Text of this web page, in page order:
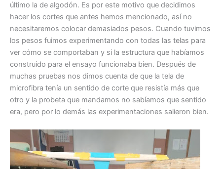
último la de algodón. Es por este motivo que decidimos
hacer los cortes que antes hemos mencionado, así no
necesitaremos colocar demasiados pesos. Cuando tuvimos
los pesos fuimos experimentando con todas las telas para
ver cómo se comportaban y si la estructura que habíamos
construido para el ensayo funcionaba bien. Después de
muchas pruebas nos dimos cuenta de que la tela de
microfibra tenía un sentido de corte que resistía más que
otro y la probeta que mandamos no sabíamos que sentido
era, pero por lo demás las experimentaciones salieron bien.